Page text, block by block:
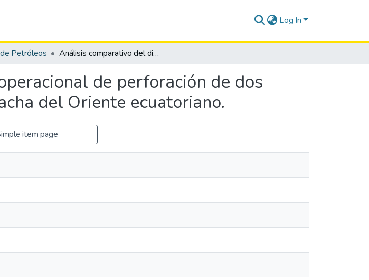
Log In
Petróleos Análisis comparativo del diseño operacional de perforación de dos pozos direccionales del campo Sacha del Oriente ecuatoriano.
de perforación de dos
del Oriente ecuatoriano.
item page